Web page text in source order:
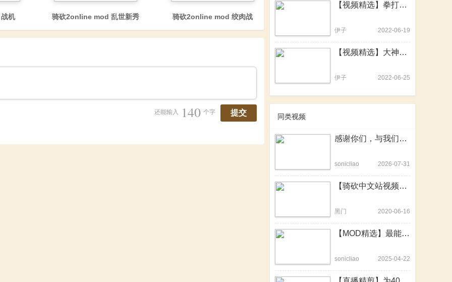
机 骑砍2online mod 乱世新秀 骑砍2online mod 绞肉战
还能输入 140 个字 提交
【视频精选】拳打混沌怪，脚踢吸血鬼！骑砍2战锤MOD中文版
伊子 2022-06-19
【视频精选】大神用骑砍2重制了20年前的骑砍前身，骑砍2战团可提上日程？
伊子 2022-06-25
同类视频
感谢你们，与我们一起缅怀ipek
sonicliao 2026-07-31
【骑砍中文站视频大赛】千面英雄：骑马与砍杀14年
黑门 2020-06-16
【MOD精选】最能打的为什么不能是文官？骑砍2《明官袍国风包》上线
sonicliao 2025-04-22